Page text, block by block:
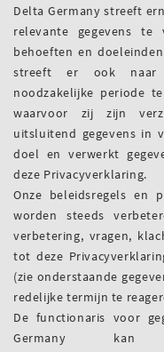
Delta Germany streeft
relevante gegevens
behoeften en
streeft er ook naar
noodzakelijke periode
waarvoor zij zijn
uitsluitend gegevens in
doel en verwerkt
deze Privacyverklaring.
Onze beleidsregels en
worden steeds
verbetering, vragen,
tot deze
(zie onderstaande
redelijke termijn te
De functionaris voor
Germany